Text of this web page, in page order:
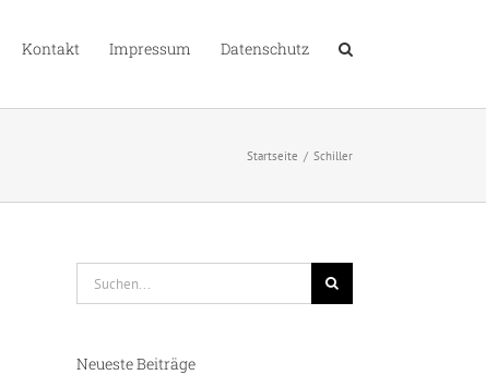
Kontakt Impressum Datenschutz
Startseite Schiller
Neueste Beiträge